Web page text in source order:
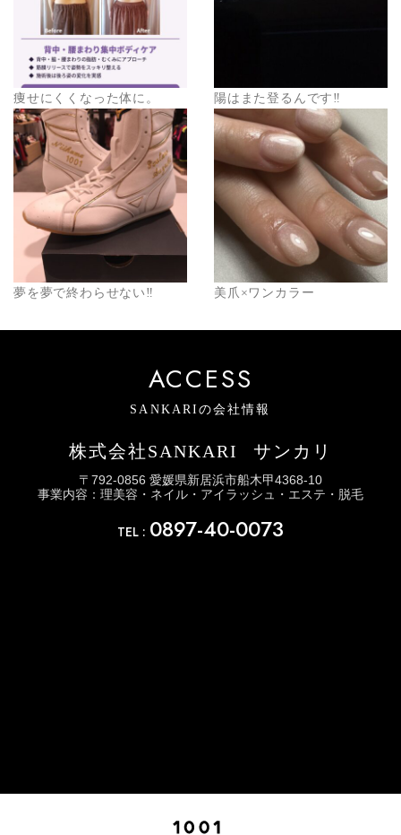
痩せにくくなった体に。 陽はまた登るんです‼️
夢を夢で終わらせない‼️ 美爪×ワンカラー
ACCESS
SANKARIの会社情報
株式会社SANKARI サンカリ
〒792-0856 愛媛県新居浜市船木甲4368-10
事業内容：理美容・ネイル・アイラッシュ・エステ・脱毛
TEL : 0897-40-0073